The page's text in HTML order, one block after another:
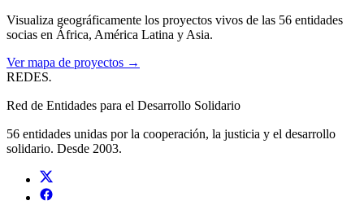
Visualiza geográficamente los proyectos vivos de las 56 entidades
socias en África, América Latina y Asia.
Ver mapa de proyectos →
REDES.
Red de Entidades para el Desarrollo Solidario
56 entidades unidas por la cooperación, la justicia y el desarrollo
solidario. Desde 2003.